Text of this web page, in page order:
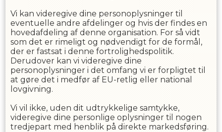
Vi kan videregive dine personoplysninger til
eventuelle andre afdelinger og hvis der findes en
hovedafdeling af denne organisation. For så vidt
som det er rimeligt og nødvendigt for de formål,
der er fastsat i denne fortrolighedspolitik.
Derudover kan vi videregive dine
personoplysninger i det omfang vi er forpligtet til
at gøre det i medfør af EU-retlig eller national
lovgivning.
Vi vil ikke, uden dit udtrykkelige samtykke,
videregive dine personlige oplysninger til nogen
tredjepart med henblik på direkte markedsføring.